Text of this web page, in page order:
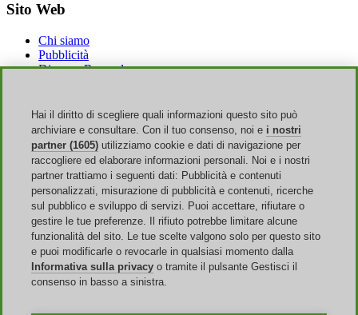
Sito Web
Chi siamo
Pubblicità
Discoup Rewards
T&C
Informazioni legali
Trasparenza
Team Discoup
News
Tutti i negozi
Tutte le categorie
Guida agli sconti
Eventi
Saldi Online
Back to School
Hai il diritto di scegliere quali informazioni questo sito può
archiviare e consultare. Con il tuo consenso, noi e i nostri
partner (1605) utilizziamo cookie e dati di navigazione per
raccogliere ed elaborare informazioni personali. Noi e i nostri
partner trattiamo i seguenti dati: Pubblicità e contenuti
personalizzati, misurazione di pubblicità e contenuti, ricerche
sul pubblico e sviluppo di servizi. Puoi accettare, rifiutare o
gestire le tue preferenze. Il rifiuto potrebbe limitare alcune
funzionalità del sito. Le tue scelte valgono solo per questo sito
e puoi modificarle o revocarle in qualsiasi momento dalla
Informativa sulla privacy o tramite il pulsante Gestisci il
consenso in basso a sinistra.